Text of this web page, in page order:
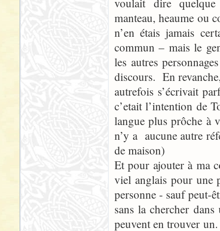
voulait dire
manteau, heaume ou
n’en étais jamais
commun – mais le
les autres
discours. En
autrefois s’écrivait
c’etait l’intention de
langue plus prôche à
n’y a aucune autre
de maison)
Et pour ajouter à ma
viel anglais pour une
personne - sauf peut-
sans la chercher
peuvent en trouver